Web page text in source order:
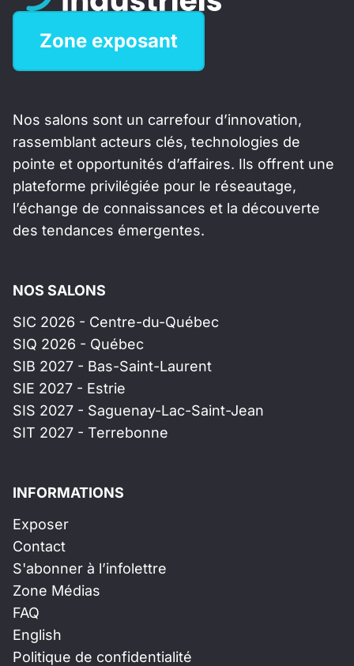
Zone exposant
Nos salons sont un carrefour d’innovation,
rassemblant acteurs clés, technologies de
pointe et opportunités d’affaires. Ils offrent une
plateforme privilégiée pour le réseautage,
l’échange de connaissances et la découverte
des tendances émergentes.
NOS SALONS
SIC 2026 - Centre-du-Québec
SIQ 2026 - Québec
SIB 2027 - Bas-Saint-Laurent
SIE 2027 - Estrie
SIS 2027 - Saguenay-Lac-Saint-Jean
SIT 2027 - Terrebonne
INFORMATIONS
Exposer
Contact
S'abonner à l’infolettre
Zone Médias
FAQ
English
Politique de confidentialité